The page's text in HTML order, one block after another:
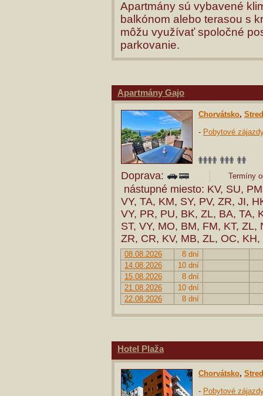
Apartmány sú vybavené
balkónom alebo terasou s
môžu využívať spoločné
parkovanie.
Apartmány Gajo
Chorvátsko,
- Pobytové
Doprava: Termíny
nástupné miesto: KV, SU,
VY, TA, KM, SY, PV, ZR, JI,
VY, PR, PU, BK, ZL, BA, TA,
ST, VY, MO, BM, FM, KT,
ZR, CR, KV, MB, ZL, OC,
08.08.2026 8 dní
14.08.2026
10 dní
15.08.2026
8 dní
21.08.2026
10 dní
22.08.2026
8 dní
Hotel Plaža
Chorvátsko,
- Pobytové